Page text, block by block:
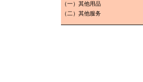
（一）其他用品
（二）其他服务